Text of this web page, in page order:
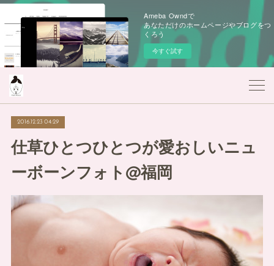
Ameba Owndで
あなただけのホームページやブログをつ
くろう
今すぐ試す
2016.12.23 04:29
仕草ひとつひとつが愛おしいニュ
ーボーンフォト@福岡